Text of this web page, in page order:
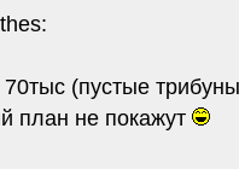
(пустые
план не покажут